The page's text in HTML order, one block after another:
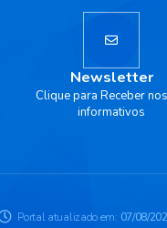
Newsletter
Clique para Receber
informativos
Portal atualizado em: 07/08/